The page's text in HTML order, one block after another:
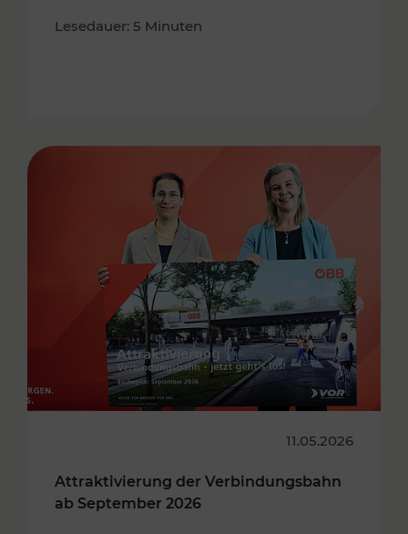
Lesedauer: 5 Minuten
11.05.2026
Attraktivierung der Verbindungsbahn
ab September 2026